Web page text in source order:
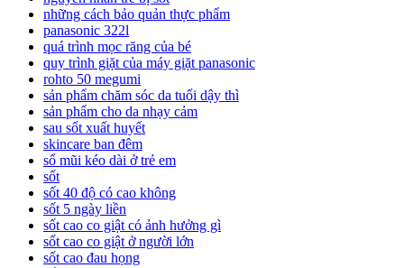
những cách bảo quản thực phẩm
panasonic 322l
quá trình mọc răng của bé
quy trình giặt của máy giặt panasonic
rohto 50 megumi
sản phẩm chăm sóc da tuổi dậy thì
sản phẩm cho da nhạy cảm
sau sốt xuất huyết
skincare ban đêm
sổ mũi kéo dài ở trẻ em
sốt
sốt 40 độ có cao không
sốt 5 ngày liền
sốt cao co giật có ảnh hưởng gì
sốt cao co giật ở người lớn
sốt cao đau họng